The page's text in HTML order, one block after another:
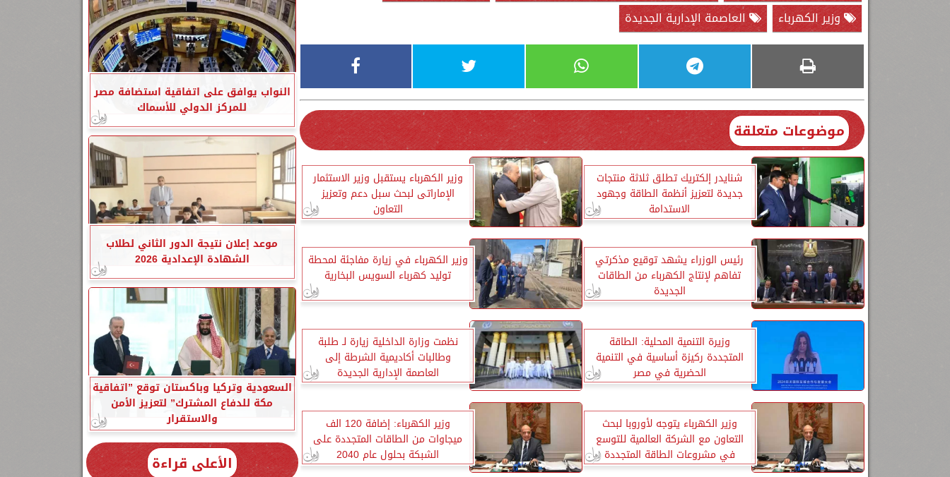
وزير الكهرباء
العاصمة الإدارية الجديدة
موضوعات متعلقة
شنايدر إلكتريك تطلق ثلاثة منتجات
جديدة لتعزيز أنظمة الطاقة وجهود
الاستدامة
وزير الكهرباء يستقبل وزير الاستثمار
الإماراتى لبحث سبل دعم وتعزيز
التعاون
رئيس الوزراء يشهد توقيع مذكرتي
تفاهم لإنتاج الكهرباء من الطاقات
الجديدة
وزير الكهرباء في زيارة مفاجئة لمحطة
توليد كهرباء السويس البخارية
وزيرة التنمية المحلية: الطاقة
المتجددة ركيزة أساسية في التنمية
الحضرية في مصر
نظمت وزارة الداخلية زيارة لـ طلبة
وطالبات أكاديمية الشرطة إلى
العاصمة الإدارية الجديدة
وزير الكهرباء يتوجه لأوروبا لبحث
التعاون مع الشركة العالمية للتوسع
في مشروعات الطاقة المتجددة
وزير الكهرباء: إضافة 120 الف
ميجاوات من الطاقات المتجددة على
الشبكة بحلول عام 2040
النواب يوافق على اتفاقية استضافة مصر
للمركز الدولي للأسماك
موعد إعلان نتيجة الدور الثاني لطلاب
الشهادة الإعدادية 2026
السعودية وتركيا وباكستان توقع ”اتفاقية
مكة للدفاع المشترك” لتعزيز الأمن
والاستقرار
الأعلى قراءة